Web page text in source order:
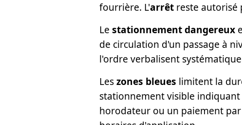
fourrière. L'arrêt reste autorisé
Le stationnement dangereux
de circulation d'un passage à
l'ordre verbalisent
Leszones bleues limitent la
stationnement visible
horodateur ou un paiement